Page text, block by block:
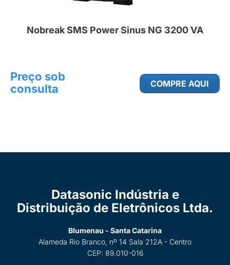
Nobreak SMS Power Sinus NG 3200 VA
Preço sob
consulta
COMPRE AQUI
Datasonic Indústria e
Distribuição de Eletrônicos Ltda.
Blumenau - Santa Catarina
Alameda Rio Branco, nº 14 Sala 212A - Centro
CEP: 89.010-016